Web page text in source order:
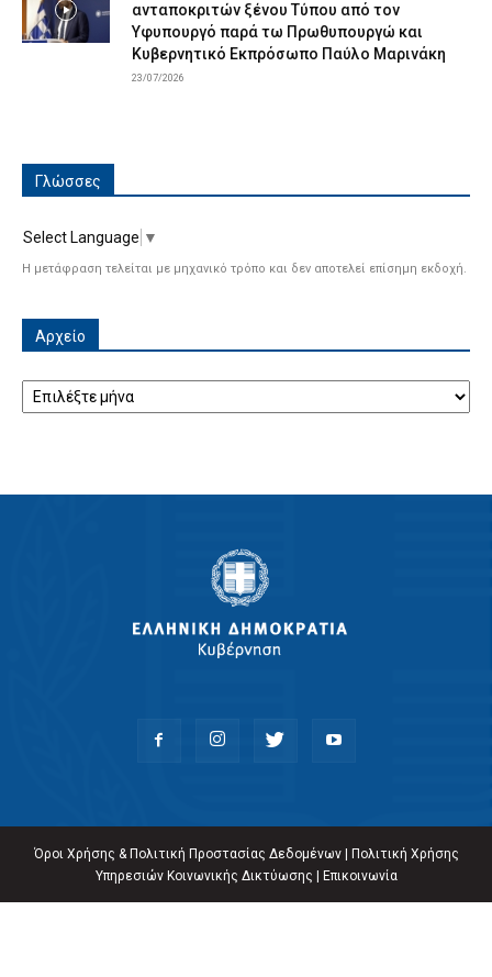
ανταποκριτών ξένου Τύπου από τον
Υφυπουργό παρά τω Πρωθυπουργώ και
Κυβερνητικό Εκπρόσωπο Παύλο Μαρινάκη
23/07/2026
Γλώσσες
Select Language ▼
Η μετάφραση τελείται με μηχανικό τρόπο και δεν αποτελεί επίσημη εκδοχή.
Αρχείο
Όροι Χρήσης & Πολιτική Προστασίας Δεδομένων|
Πολιτική Χρήσης
Υπηρεσιών Κοινωνικής Δικτύωσης
Επικοινωνία